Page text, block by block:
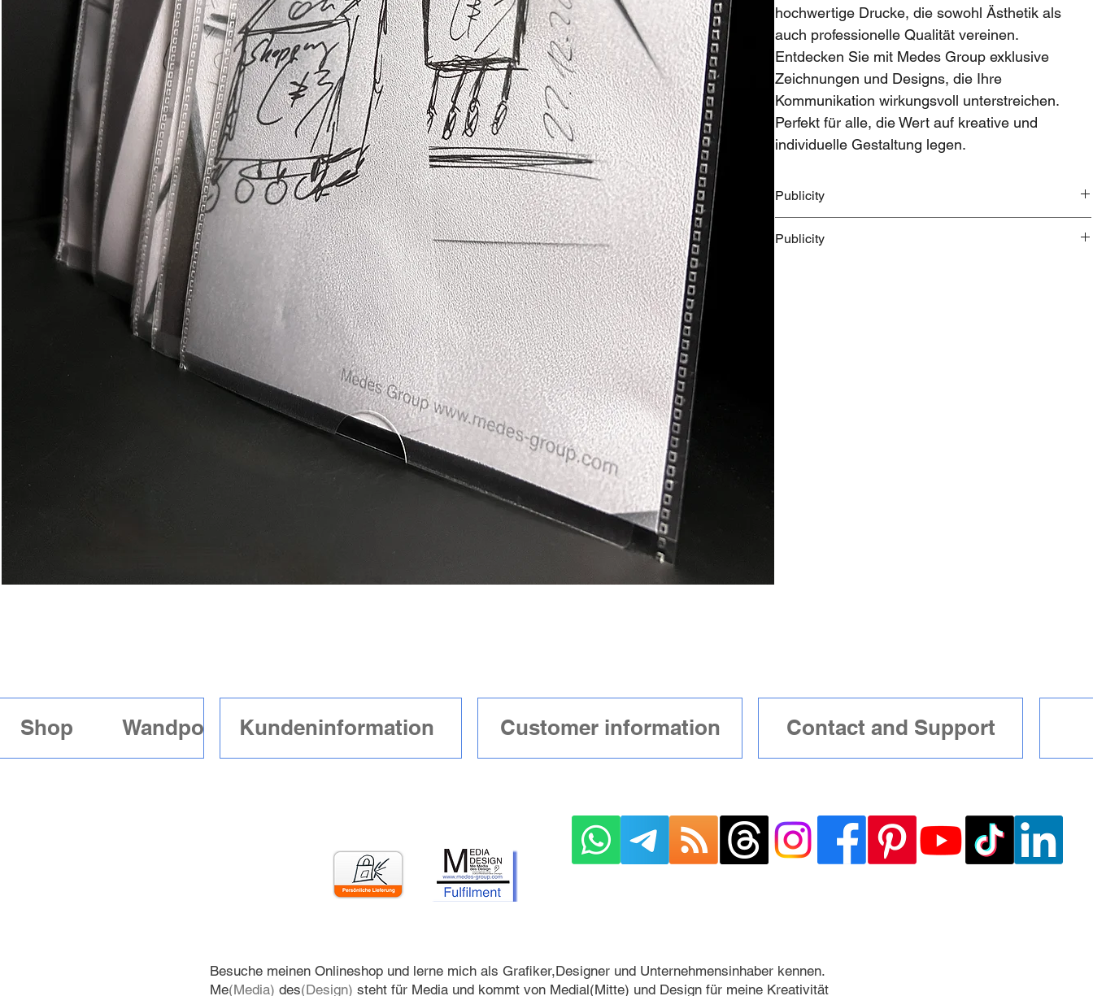
hochwertige Drucke, die sowohl Ästhetik als
auch professionelle Qualität vereinen.
Entdecken Sie mit Medes Group exklusive
Zeichnungen und Designs, die Ihre
Kommunikation wirkungsvoll unterstreichen.
Perfekt für alle, die Wert auf kreative und
individuelle Gestaltung legen.
Publicity
kennst.Meine Publicity Artikel sind dafür wie
Publicity
Shop Wandposter mit Rahmen Your Support 10€
Kundeninformation Customer information Contact and Support
Besuche meinen Onlineshop und lerne mich als Grafiker,Designer und Unternehmensinhaber kennen.
Me(Media) des(Design) steht für Media und kommt von Medial(Mitte) und Design für meine Kreativität